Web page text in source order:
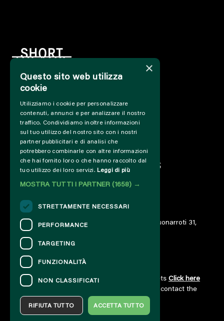
INFO
SUPPORT US
PRESS&PROFESSIONAL
ABOUT US
PARTNER
PROJECTS AND COLLABORATIONS
PAST EDITIONS
ARCHIVE
DIARY
© 2023 – Associazione AREA06 – ETS – Via Buonarroti 31,
00185 Roma – IT06859801000
CONTACTS
For information and support in purchasing tickets Click here
For information on the program and the event, contact the
organizer.
Accessibility statement
×
Questo sito web utilizza
cookie
Utilizziamo i cookie per personalizzare
contenuti, annunci e per analizzare il nostro
traffico. Condividiamo inoltre informazioni
sul tuo utilizzo del nostro sito con i nostri
partner pubblicitari e di analisi che
potrebbero combinarle con altre informazioni
che hai fornito loro o che hanno raccolto dal
tuo utilizzo dei loro servizi. Leggi di più
MOSTRA TUTTI I PARTNER (1658) →
STRETTAMENTE NECESSARI
PERFORMANCE
TARGETING
FUNZIONALITÀ
NON CLASSIFICATI
ACCETTA TUTTO
RIFIUTA TUTTO